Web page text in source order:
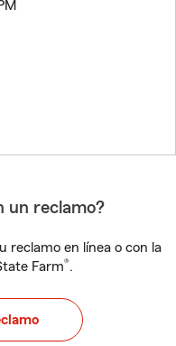
un reclamo?
reclamo en línea o con la
Farm®.